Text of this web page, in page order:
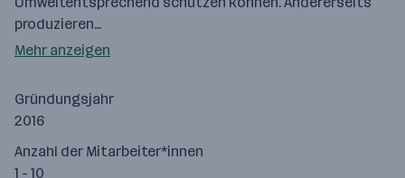
produzieren…
Mehr anzeigen
Gründungsjahr
2016
Anzahl der Mitarbeiter*innen
1 - 10